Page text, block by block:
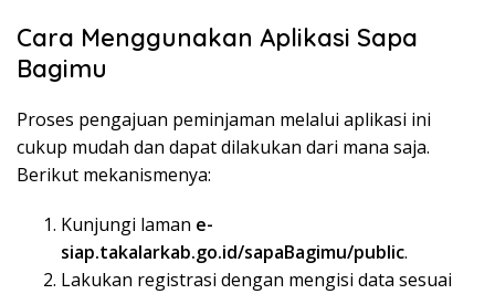
Cara Menggunakan Aplikasi Sapa
Bagimu
Proses pengajuan peminjaman melalui aplikasi ini
cukup mudah dan dapat dilakukan dari mana saja.
Berikut mekanismenya:
Kunjungi laman e-
siap.takalarkab.go.id/sapaBagimu/public.
Lakukan registrasi dengan mengisi data sesuai